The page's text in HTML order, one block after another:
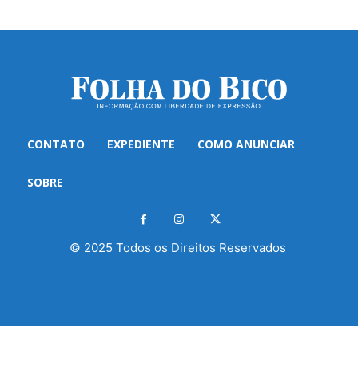
CONTATO EXPEDIENTE COMO ANUNCIAR
SOBRE
© 2025 Todos os Direitos Reservados